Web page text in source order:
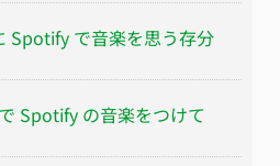
Spotify で音楽を思う存分
Spotify の音楽をつけて